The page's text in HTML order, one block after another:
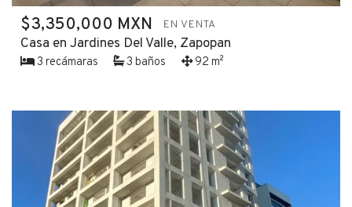
$3,350,000 MXN EN VENTA
Casa en Jardines Del Valle, Zapopan
3 recámaras 3 baños 92 m²